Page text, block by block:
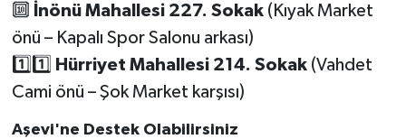
🔟 İnönü Mahallesi 227. Sokak(Kıyak Market
önü – Kapalı Spor Salonu arkası)
1️⃣1️⃣ Hürriyet Mahallesi 214. Sokak(Vahdet
Cami önü – Şok Market karşısı)
Aşevi'ne Destek Olabilirsiniz